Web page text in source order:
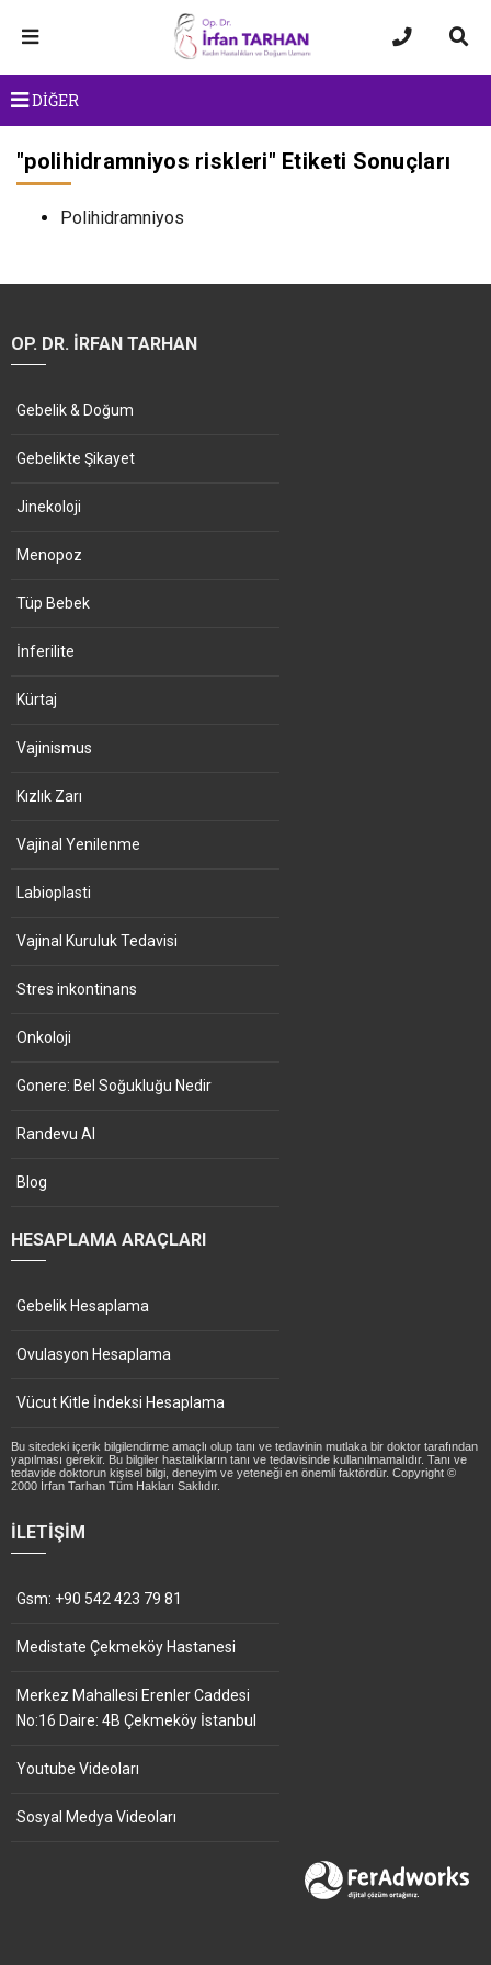
DİĞER
"polihidramniyos riskleri" Etiketi Sonuçları
Polihidramniyos
OP. DR. İRFAN TARHAN
Gebelik & Doğum
Gebelikte Şikayet
Jinekoloji
Menopoz
Tüp Bebek
İnferilite
Kürtaj
Vajinismus
Kızlık Zarı
Vajinal Yenilenme
Labioplasti
Vajinal Kuruluk Tedavisi
Stres inkontinans
Onkoloji
Gonere: Bel Soğukluğu Nedir
Randevu Al
Blog
HESAPLAMA ARAÇLARI
Gebelik Hesaplama
Ovulasyon Hesaplama
Vücut Kitle İndeksi Hesaplama
Bu sitedeki içerik bilgilendirme amaçlı olup tanı ve tedavinin mutlaka bir doktor tarafından
yapılması gerekir. Bu bilgiler hastalıkların tanı ve tedavisinde kullanılmamalıdır. Tanı ve
tedavide doktorun kişisel bilgi, deneyim ve yeteneği en önemli faktördür. Copyright ©
2000 İrfan Tarhan Tüm Hakları Saklıdır.
İLETIŞIM
Gsm: +90 542 423 79 81
Medistate Çekmeköy Hastanesi
Merkez Mahallesi Erenler Caddesi
No:16 Daire: 4B Çekmeköy İstanbul
Youtube Videoları
Sosyal Medya Videoları